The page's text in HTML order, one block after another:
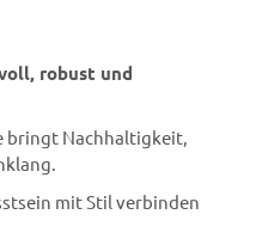
robust und
bringt Nachhaltigkeit,
mit Stil verbinden